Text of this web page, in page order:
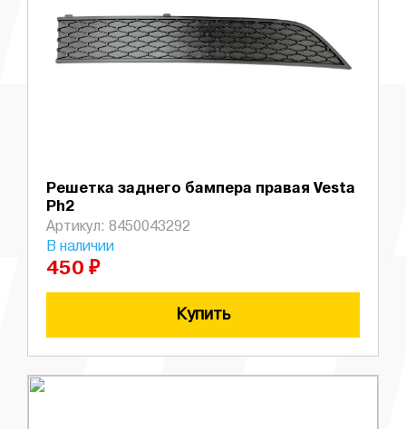
Решетка заднего бампера правая Vesta
Ph2
Артикул: 8450043292
В наличии
450 ₽
Купить